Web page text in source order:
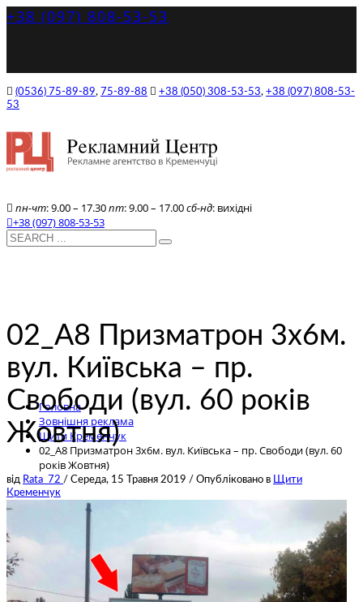
+38 (097) 808-53-53
(0536) 75-89-89, 75-89-88 +38 (050) 308-53-53, +38 (097) 808-53-
53
пн-чт: 9.00 – 17.30пт: 9.00 – 17.00сб-нд: вихідні
+38 (097) 808-53-53
Головна
Зовнішня реклама
Щити Кременчук
02_A8 Призматрон 3х6м. вул. Київська – пр. Свободи (вул. 60
років Жовтня)
02_A8 Призматрон 3х6м.
вул. Київська – пр.
Свободи (вул. 60 років
Жовтня)
від Rata_72 / Середа, 15 Травня 2019 / Опубліковано в Щити
Кременчук